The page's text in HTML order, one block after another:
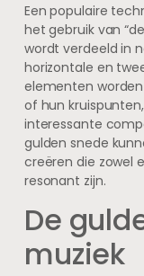
Een populaire
het gebruik van
wordt verdeeld in
horizontale en
elementen
of hun
interessante
gulden snede
creëren die zowel
resonant zijn.
De
muziek